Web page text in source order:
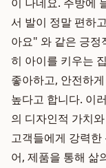
서 발이 정말 편하
아요" 와 같은 긍정
히 아이를 키우는
좋아하고, 안전하
높다고 합니다. 이
의 디자인적 가치
고객들에게 강력한
어, 제품을 통해 삶